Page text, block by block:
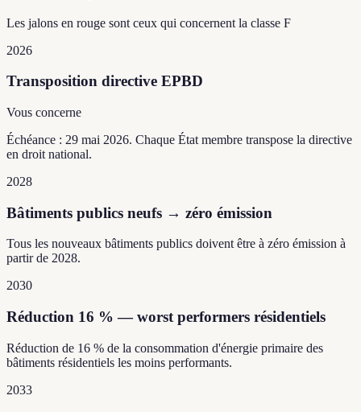
Les jalons en rouge sont ceux qui concernent la classe F
2026
Transposition directive EPBD
Vous concerne
Échéance : 29 mai 2026. Chaque État membre transpose la directive
en droit national.
2028
Bâtiments publics neufs → zéro émission
Tous les nouveaux bâtiments publics doivent être à zéro émission à
partir de 2028.
2030
Réduction 16 % — worst performers résidentiels
Réduction de 16 % de la consommation d'énergie primaire des
bâtiments résidentiels les moins performants.
2033